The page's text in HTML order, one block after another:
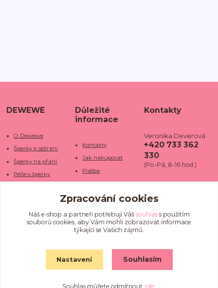
DEWEWE
O Dewewe
Šperky k sežrání
Šperky na přání
Péče o šperky
Kamenné obchody
Fotogalerie
Důležité
informace
Kontakty
Jak nakupovat
Platba
Doba dodání
Doprava
Obchodní podmínky
Ochrana osobních
Kontakty
Veronika Deverová
+420 733 362
330
(Po-Pá, 8-16 hod.)
we.cz
Zpracování cookies
Náš e-shop a partneři potřebují Váš souhlass použitím
souborů cookies, aby Vám mohli zobrazovat informace
týkající se Vašich zájmů.
Nastavení Souhlasím
Souhlas můžete odmítnout zde